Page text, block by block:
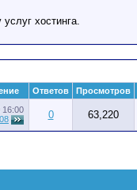
хостинга.
Ответов Просмотров
16:00
0 63,220